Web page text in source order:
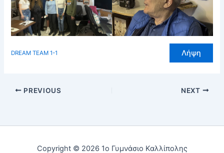
DREAM TEAM 1-1 Λήψη
PREVIOUS NEXT
Copyright © 2026 1ο Γυμνάσιο Καλλίπολης